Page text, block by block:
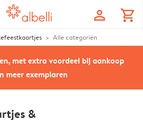
profile shopping_cart
Alle categoriën
met extra voordeel bij aankoop
meer exemplaren
&